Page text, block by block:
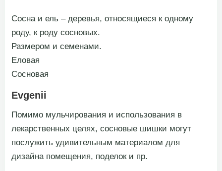
​Сосна и ель – деревья, относящиеся к одному
роду, к роду сосновых.​
​Размером и семенами.​
​Еловая​
​Сосновая​
Evgenii
​Помимо мульчирования и использования в
лекарственных целях, сосновые шишки могут
послужить удивительным материалом для
дизайна помещения, поделок и пр.​